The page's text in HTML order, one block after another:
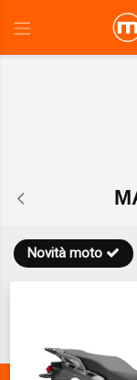
Novità moto